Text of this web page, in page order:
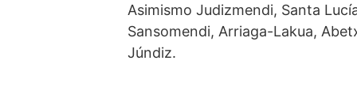
Asimismo Judizmendi, Santa
Sansomendi, Arriaga-Lakua,
Júndiz.